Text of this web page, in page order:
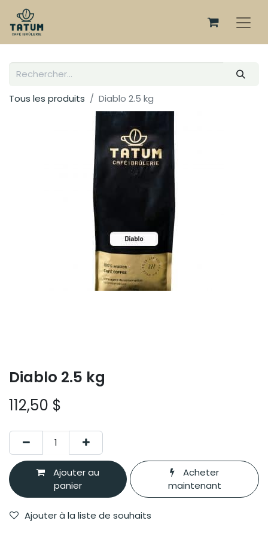
Tous les produits Diablo 2.5 kg
Diablo 2.5 kg
112,50 $
Ajouter au
panier
Acheter
maintenant
Ajouter à la liste de souhaits